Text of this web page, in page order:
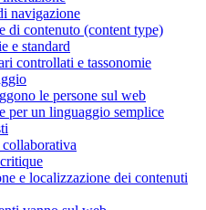
navigazione
di contenuto (content type)
e standard
controllati e tassonomie
le persone sul web
per un linguaggio semplice
e localizzazione dei contenuti